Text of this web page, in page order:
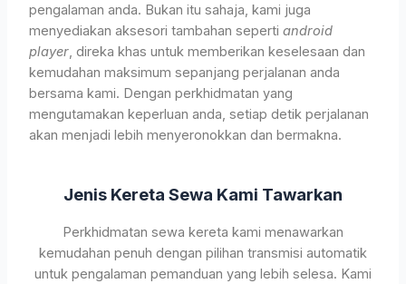
pengalaman anda. Bukan itu sahaja, kami juga
menyediakan aksesori tambahan sepertiandroid
player, direka khas untuk memberikan keselesaan dan
kemudahan maksimum sepanjang perjalanan anda
bersama kami. Dengan perkhidmatan yang
mengutamakan keperluan anda, setiap detik perjalanan
akan menjadi lebih menyeronokkan dan bermakna.
Jenis Kereta Sewa Kami Tawarkan
Perkhidmatan sewa kereta kami menawarkan
kemudahan penuh dengan pilihan transmisi automatik
untuk pengalaman pemanduan yang lebih selesa. Kami